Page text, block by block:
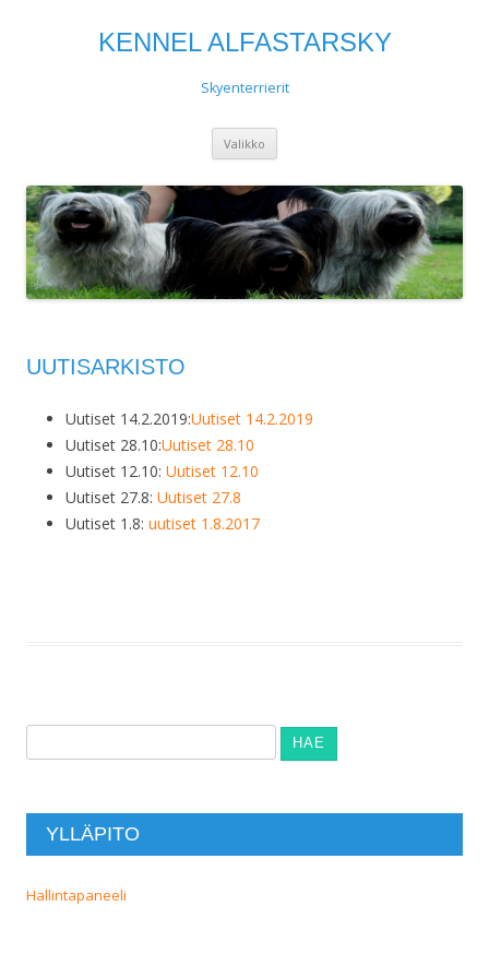
KENNEL ALFASTARSKY
Skyenterrierit
Valikko
UUTISARKISTO
Uutiset 14.2.2019:Uutiset 14.2.2019
Uutiset 28.10:Uutiset 28.10
Uutiset 12.10: Uutiset 12.10
Uutiset 27.8: Uutiset 27.8
Uutiset 1.8: uutiset 1.8.2017
YLLÄPITO
Hallintapaneeli